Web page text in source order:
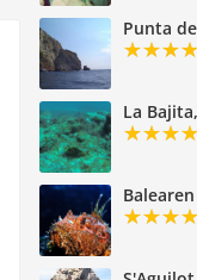
Punta
La